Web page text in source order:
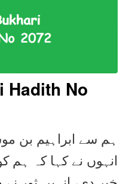
Hadith No
ہم سے ابراہیم بن
انہوں نے کہا کہ ہم